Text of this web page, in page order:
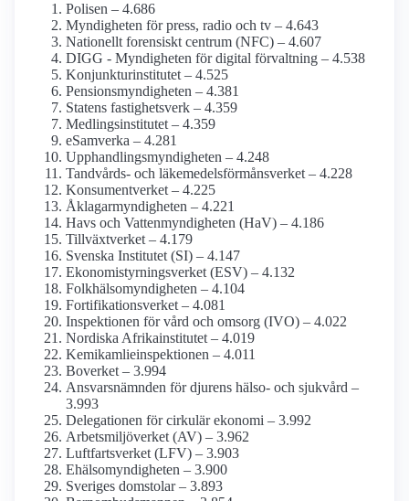
Polisen – 4.686
Myndigheten för press, radio och tv – 4.643
Nationellt forensiskt centrum (NFC) – 4.607
DIGG - Myndigheten för digital förvaltning – 4.538
Konjunktu­rinstitutet – 4.525
Pensions­myndigheten – 4.381
Statens fastighetsverk – 4.359
Medlings­institutet – 4.359
eSamverka – 4.281
Upphandlings­myndigheten – 4.248
Tandvårds- och läkemedels­förmåns­verket – 4.228
Konsument­verket – 4.225
Åklagar­myndigheten – 4.221
Havs och Vatten­myndigheten (HaV) – 4.186
Tillväxtverket – 4.179
Svenska Institutet (SI) – 4.147
Ekonomistyrnings­verket (ESV) – 4.132
Folkhälso­myndigheten – 4.104
Fortifikations­verket – 4.081
Inspektionen för vård och omsorg (IVO) – 4.022
Nordiska Afrika­institutet – 4.019
Kemikamlie­inspektionen – 4.011
Boverket – 3.994
Ansvarsnämnden för djurens hälso- och sjukvård –
3.993
Delegationen för cirkulär ekonomi – 3.992
Arbetsmiljö­verket (AV) – 3.962
Luftfarts­verket (LFV) – 3.903
Ehälso­myndigheten – 3.900
Sveriges domstolar – 3.893